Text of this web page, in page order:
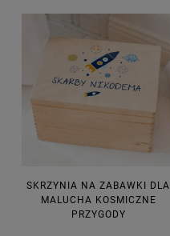
SKRZYNIA NA ZABAWKI DLA
MALUCHA KOSMICZNE
PRZYGODY